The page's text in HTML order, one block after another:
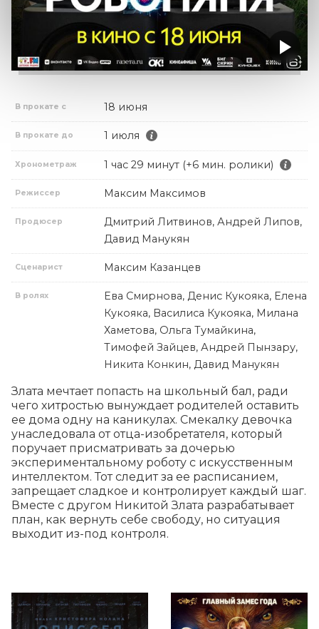
В прокате с 18 июня
В прокате до 1 июля
Хронометраж 1 час 29 минут (+6 мин. ролики)
Режиссер Максим Максимов
Продюсер
Дмитрий Литвинов, Андрей Липов,
Давид Манукян
Сценарист Максим Казанцев
В ролях
Ева Смирнова, Денис Кукояка, Елена
Кукояка, Василиса Кукояка, Милана
Хаметова, Ольга Тумайкина,
Тимофей Зайцев, Андрей Пынзару,
Никита Конкин, Давид Манукян
Злата мечтает попасть на школьный бал, ради
чего хитростью вынуждает родителей оставить
ее дома одну на каникулах. Смекалку девочка
унаследовала от отца-изобретателя, который
поручает присматривать за дочерью
экспериментальному роботу с искусственным
интеллектом. Тот следит за ее расписанием,
запрещает сладкое и контролирует каждый шаг.
Вместе с другом Никитой Злата разрабатывает
план, как вернуть себе свободу, но ситуация
выходит из-под контроля.